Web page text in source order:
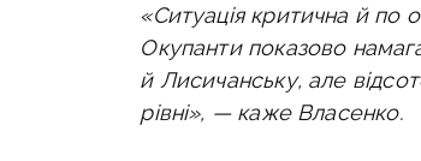
«Ситуація критична й по
Окупанти показово
й Лисичанську, але
рівні», — каже Власенко.